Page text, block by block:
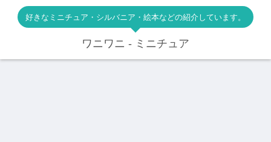
好きなミニチュア・シルバニア・絵本などの紹介しています。
ワニワニ - ミニチュア